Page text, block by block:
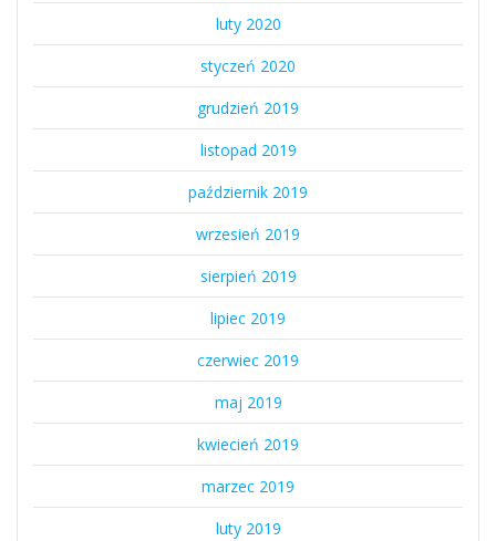
luty 2020
styczeń 2020
grudzień 2019
listopad 2019
październik 2019
wrzesień 2019
sierpień 2019
lipiec 2019
czerwiec 2019
maj 2019
kwiecień 2019
marzec 2019
luty 2019